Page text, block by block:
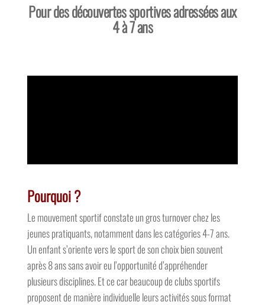
Pour des découvertes sportives adressées aux
4 à 7 ans
Pourquoi ?
Le mouvement sportif constate un gros turnover chez les
jeunes pratiquants, notamment dans les catégories 4-7 ans.
Un enfant s’oriente vers le sport de son choix bien souvent
après 8 ans sans avoir eu l’opportunité d’appréhender
plusieurs disciplines. Et ce car beaucoup de clubs sportifs
proposent de manière individuelle leurs activités sous format